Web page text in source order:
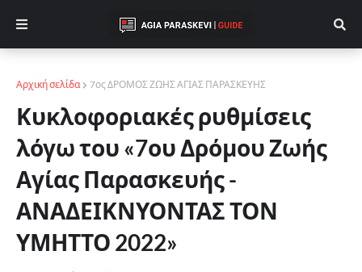
Αρχική σελίδα 7ος ΔΡΟΜΟΣ ΖΩΗΣ ΑΓΙΑΣ ΠΑΡΑΣΚΕΥΗΣ
Κυκλοφοριακές ρυθμίσεις
λόγω του «7ου Δρόμου Ζωής
Αγίας Παρασκευής -
ΑΝΑΔΕΙΚΝΥΟΝΤΑΣ ΤΟΝ
ΥΜΗΤΤΟ 2022»